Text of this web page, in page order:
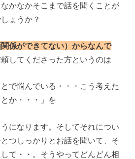
かなかそこまで話を聞くことが
ょうか？
係ができてない）からなんで
してくださった方というのは
とで悩んでいる・・・こう考えた
か・・・」を
になります。そしてそれについ
つしっかりとお話を聞いて、そ
て・・。そうやってどんどん相